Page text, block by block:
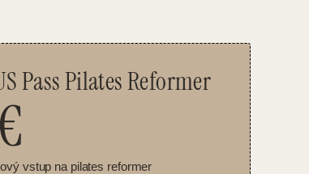
Pass Pilates Reformer
vstup na pilates reformer